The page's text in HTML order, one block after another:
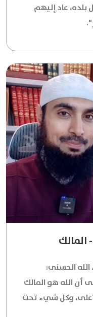
عاد إليهم
المالك
الحسنى:
أن الله هو المالك
وكل شيء تحت